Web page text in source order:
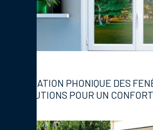
ISOLATION PHONIQUE DES
SOLUTIONS POUR UN